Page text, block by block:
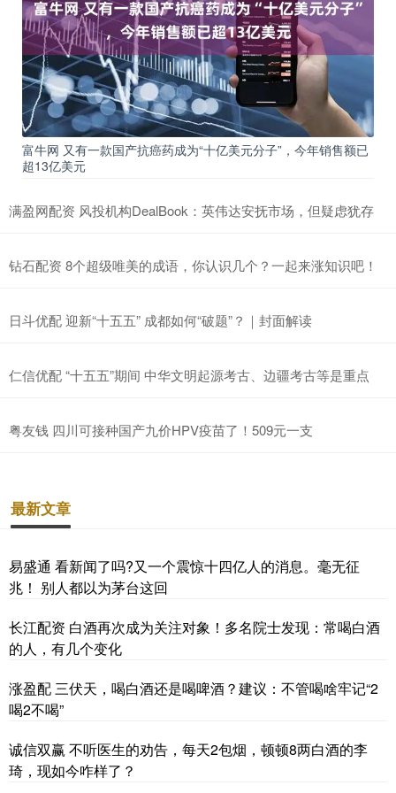
富牛网 又有一款国产抗癌药成为“十亿美元分子”，今年销售额已
超13亿美元
满盈网配资 风投机构DealBook：英伟达安抚市场，但疑虑犹存
钻石配资 8个超级唯美的成语，你认识几个？一起来涨知识吧！
日斗优配 迎新“十五五” 成都如何“破题”？｜封面解读
仁信优配 “十五五”期间 中华文明起源考古、边疆考古等是重点
粤友钱 四川可接种国产九价HPV疫苗了！509元一支
最新文章
易盛通 看新闻了吗?又一个震惊十四亿人的消息。毫无征
兆！ 别人都以为茅台这回
长江配资 白酒再次成为关注对象！多名院士发现：常喝白酒
的人，有几个变化
涨盈配 三伏天，喝白酒还是喝啤酒？建议：不管喝啥牢记“2
喝2不喝”
诚信双赢 不听医生的劝告，每天2包烟，顿顿8两白酒的李
琦，现如今咋样了？